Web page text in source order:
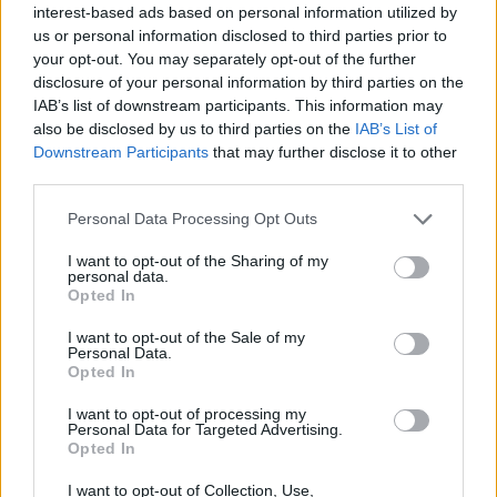
interest-based ads based on personal information utilized by
us or personal information disclosed to third parties prior to
your opt-out. You may separately opt-out of the further
disclosure of your personal information by third parties on the
IAB’s list of downstream participants. This information may
also be disclosed by us to third parties on the IAB’s List of
Downstream Participants that may further disclose it to other
Personal Data Processing Opt Outs
I want to opt-out of the Sharing of my
personal data.
Opted In
I want to opt-out of the Sale of my
Personal Data.
Opted In
I want to opt-out of processing my
Personal Data for Targeted Advertising.
Opted In
I want to opt-out of Collection, Use,
Λιθουανοί συνοριοφύλακες δέχθηκαν
επίθεση σε μία περίπτωση από ομάδα
μεταναστών που αντιστέκονταν στη
σύλληψή τους, οι αξιωματικοί
αναγκάστηκαν να υποχωρήσουν και οι
παράνομοι μετανάστες διέφυγαν πίσω
Πύραυλος προσέκρουσε στη
Σελήνη: Τι κρύβει η «σιγή
ιχθύος» από NASA και SpaceX;
ΧΤΕΣ
9 προσέκρουσε στη Σελήνη στις 6:35
GMT, αφήνοντας πίσω του κρατήρα 18
των πυροσβεστών που έχασαν
τη ζωή τους
Οι «πράσινοι« θα τιμήσουν όσους έπεσαν